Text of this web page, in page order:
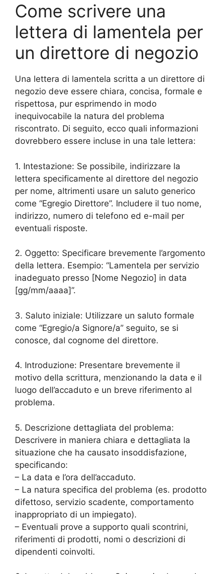
Come scrivere una
lettera di lamentela per
un direttore di negozio
Una lettera di lamentela scritta a un direttore di
negozio deve essere chiara, concisa, formale e
rispettosa, pur esprimendo in modo
inequivocabile la natura del problema
riscontrato. Di seguito, ecco quali informazioni
dovrebbero essere incluse in una tale lettera:
1. Intestazione: Se possibile, indirizzare la
lettera specificamente al direttore del negozio
per nome, altrimenti usare un saluto generico
come “Egregio Direttore”. Includere il tuo nome,
indirizzo, numero di telefono ed e-mail per
eventuali risposte.
2. Oggetto: Specificare brevemente l’argomento
della lettera. Esempio: “Lamentela per servizio
inadeguato presso [Nome Negozio] in data
[gg/mm/aaaa]”.
3. Saluto iniziale: Utilizzare un saluto formale
come “Egregio/a Signore/a” seguito, se si
conosce, dal cognome del direttore.
4. Introduzione: Presentare brevemente il
motivo della scrittura, menzionando la data e il
luogo dell’accaduto e un breve riferimento al
problema.
5. Descrizione dettagliata del problema:
Descrivere in maniera chiara e dettagliata la
situazione che ha causato insoddisfazione,
specificando:
– La data e l’ora dell’accaduto.
– La natura specifica del problema (es. prodotto
difettoso, servizio scadente, comportamento
inappropriato di un impiegato).
– Eventuali prove a supporto quali scontrini,
riferimenti di prodotti, nomi o descrizioni di
dipendenti coinvolti.